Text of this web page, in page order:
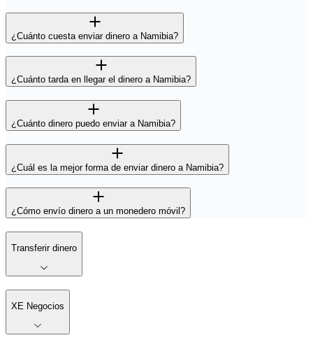
¿Cuánto cuesta enviar dinero a Namibia?
¿Cuánto tarda en llegar el dinero a Namibia?
¿Cuánto dinero puedo enviar a Namibia?
¿Cuál es la mejor forma de enviar dinero a Namibia?
¿Cómo envío dinero a un monedero móvil?
Transferir dinero
XE Negocios